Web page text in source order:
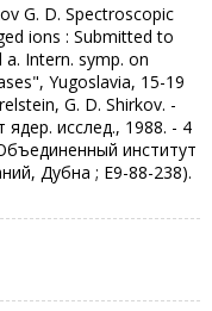
G. D. Spectroscopic
ions : Submitted to
a. Intern. symp. on
Yugoslavia, 15-19
G. D. Shirkov. -
исслед., 1988. - 4
институт
Дубна ; E9-88-238).